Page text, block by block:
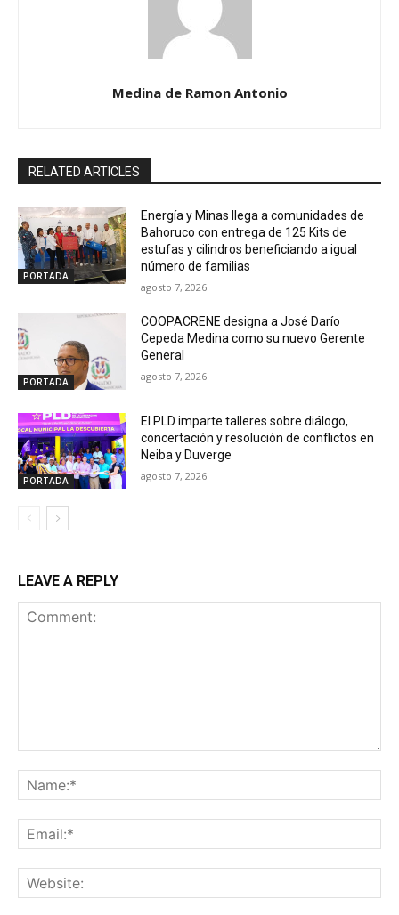
Medina de Ramon Antonio
RELATED ARTICLES
PORTADA
Energía y Minas llega a comunidades de
Bahoruco con entrega de 125 Kits de
estufas y cilindros beneficiando a igual
número de familias
agosto 7, 2026
PORTADA
COOPACRENE designa a José Darío
Cepeda Medina como su nuevo Gerente
General
agosto 7, 2026
PORTADA
El PLD imparte talleres sobre diálogo,
concertación y resolución de conflictos en
Neiba y Duverge
agosto 7, 2026
LEAVE A REPLY